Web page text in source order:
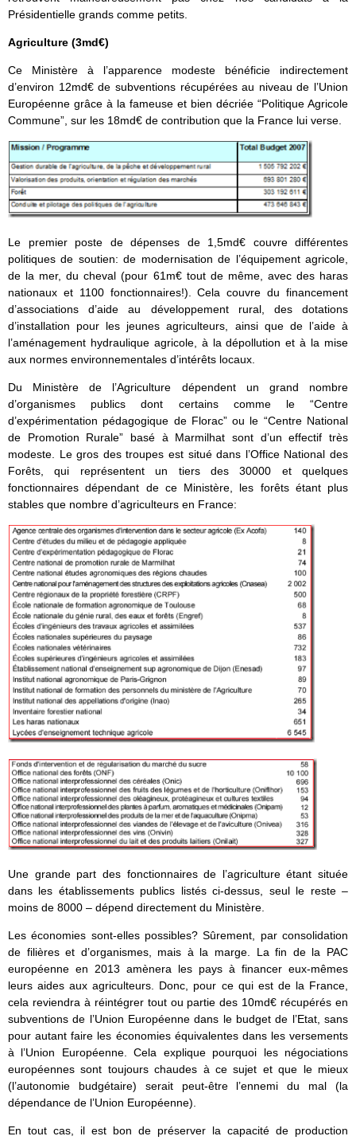
Présidentielle grands comme petits.
Agriculture (3md€)
Ce Ministère à l’apparence modeste bénéficie indirectement
d’environ 12md€ de subventions récupérées au niveau de l’Union
Européenne grâce à la fameuse et bien décriée “Politique Agricole
Commune”, sur les 18md€ de contribution que la France lui verse.
Le premier poste de dépenses de 1,5md€ couvre différentes
politiques de soutien: de modernisation de l’équipement agricole,
de la mer, du cheval (pour 61m€ tout de même, avec des haras
nationaux et 1100 fonctionnaires!). Cela couvre du financement
d’associations d’aide au développement rural, des dotations
d’installation pour les jeunes agriculteurs, ainsi que de l’aide à
l’aménagement hydraulique agricole, à la dépollution et à la mise
aux normes environnementales d’intérêts locaux.
Du Ministère de l’Agriculture dépendent un grand nombre
d’organismes publics dont certains comme le “Centre
d’expérimentation pédagogique de Florac” ou le “Centre National
de Promotion Rurale” basé à Marmilhat sont d’un effectif très
modeste. Le gros des troupes est situé dans l’Office National des
Forêts, qui représentent un tiers des 30000 et quelques
fonctionnaires dépendant de ce Ministère, les forêts étant plus
stables que nombre d’agriculteurs en France:
Une grande part des fonctionnaires de l’agriculture étant située
dans les établissements publics listés ci-dessus, seul le reste –
moins de 8000 – dépend directement du Ministère.
Les économies sont-elles possibles? Sûrement, par consolidation
de filières et d’organismes, mais à la marge. La fin de la PAC
européenne en 2013 amènera les pays à financer eux-mêmes
leurs aides aux agriculteurs. Donc, pour ce qui est de la France,
cela reviendra à réintégrer tout ou partie des 10md€ récupérés en
subventions de l’Union Européenne dans le budget de l’Etat, sans
pour autant faire les économies équivalentes dans les versements
à l’Union Européenne. Cela explique pourquoi les négociations
européennes sont toujours chaudes à ce sujet et que le mieux
(l’autonomie budgétaire) serait peut-être l’ennemi du mal (la
dépendance de l’Union Européenne).
En tout cas, il est bon de préserver la capacité de production